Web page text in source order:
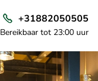
+31882050505
Bereikbaar tot 23:00 uur